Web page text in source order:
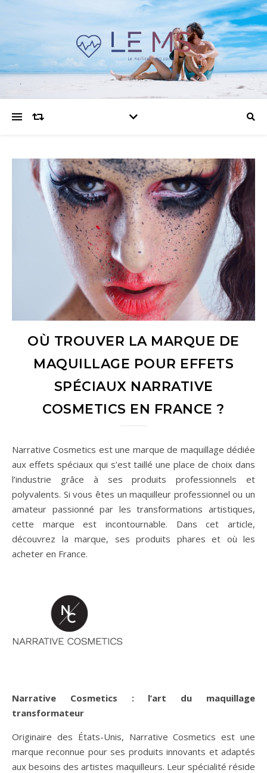
OÙ TROUVER LA MARQUE DE
MAQUILLAGE POUR EFFETS
SPÉCIAUX NARRATIVE
COSMETICS EN FRANCE ?
Narrative Cosmetics est une marque de maquillage dédiée
aux effets spéciaux qui s’est taillé une place de choix dans
l’industrie grâce à ses produits professionnels et
polyvalents. Si vous êtes un maquilleur professionnel ou un
amateur passionné par les transformations artistiques,
cette marque est incontournable. Dans cet article,
découvrez la marque, ses produits phares et où les
acheter en France.
Narrative Cosmetics : l’art du maquillage
transformateur
Originaire des États-Unis, Narrative Cosmetics est une
marque reconnue pour ses produits innovants et adaptés
aux besoins des artistes maquilleurs. Leur spécialité réside